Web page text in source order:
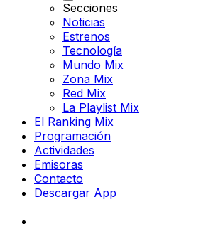
Secciones
Noticias
Estrenos
Tecnología
Mundo Mix
Zona Mix
Red Mix
La Playlist Mix
El Ranking Mix
Programación
Actividades
Emisoras
Contacto
Descargar App